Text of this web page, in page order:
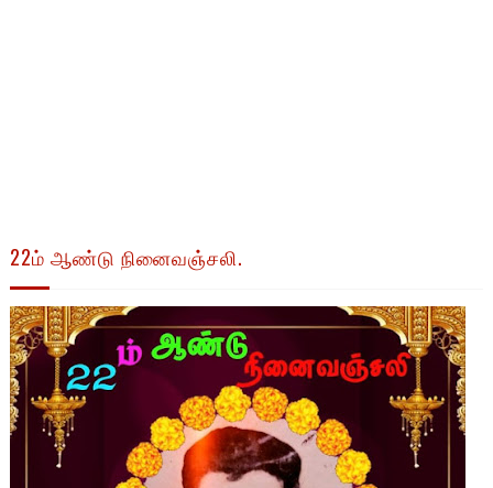
22ம் ஆண்டு நினைவஞ்சலி.